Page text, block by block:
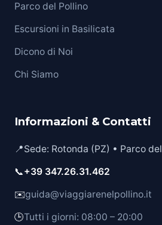
Parco del Pollino
Escursioni in Basilicata
Dicono di Noi
Chi Siamo
Informazioni & Contatti
📍Sede: Rotonda (PZ) • Parco
📞+39 347.26.31.462
✉️guida@viaggiarenelpollino.it
🕒Tutti i giorni: 08:00 – 20:00